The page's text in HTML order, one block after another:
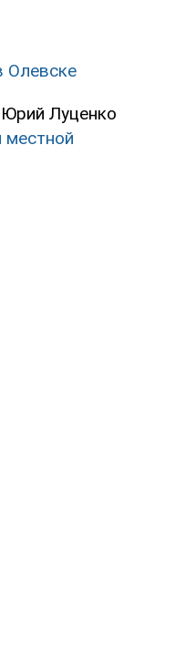
Олевске
Луценко
местной